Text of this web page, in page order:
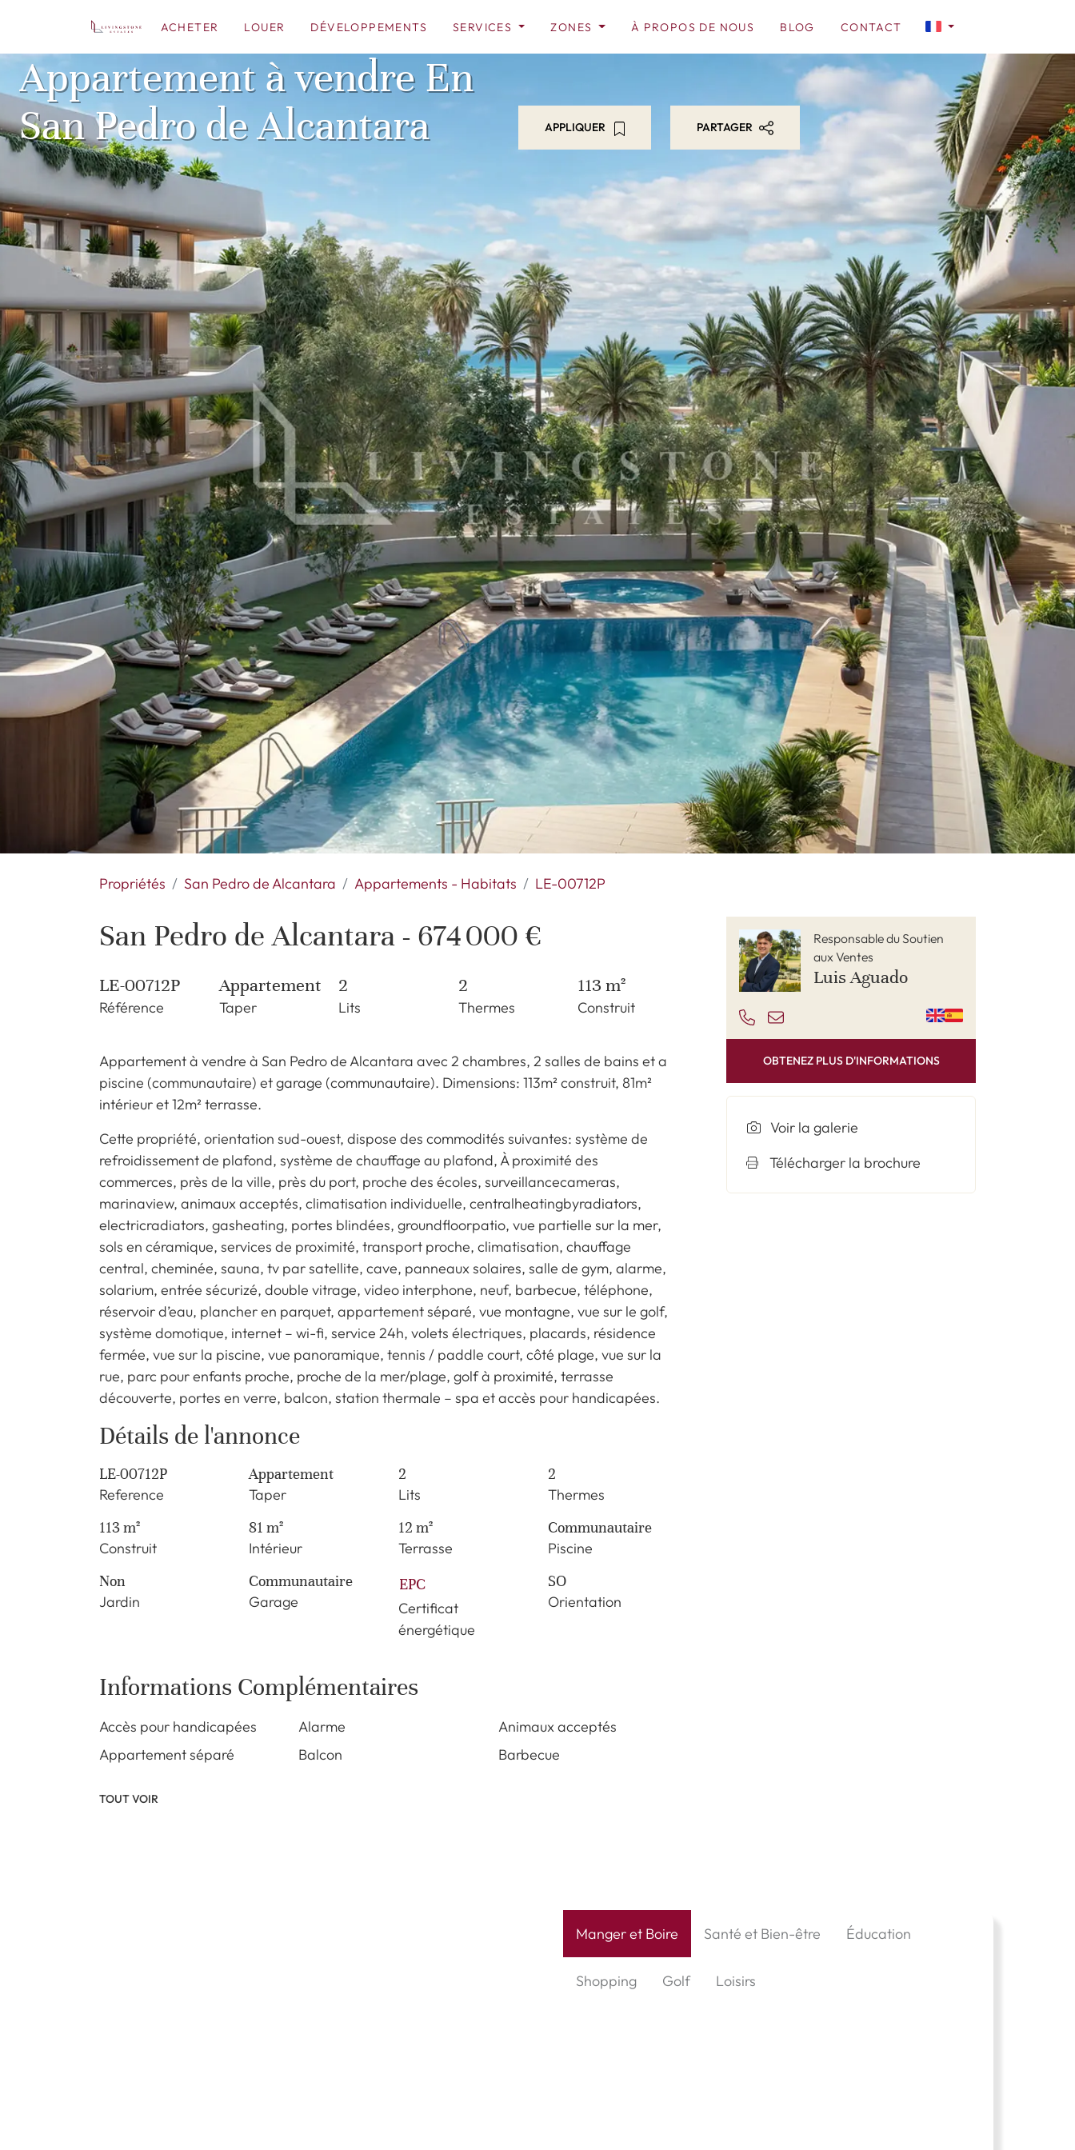
ACHETER LOUER DÉVELOPPEMENTS SERVICES ZONES À PROPOS DE NOUS BLOG CONTACT
Appartement à vendre En
San Pedro de Alcantara
APPLIQUER PARTAGER
Propriétés San Pedro de Alcantara Appartements - Habitats LE-00712P
San Pedro de Alcantara - 674 000 €
LE-00712P
Référence
Appartement
Taper
2
Lits
2
Thermes
113 m²
Construit
Appartement à vendre à San Pedro de Alcantara avec 2 chambres, 2 salles de bains et a
piscine (communautaire) et garage (communautaire). Dimensions: 113m² construit, 81m²
intérieur et 12m² terrasse.
Cette propriété, orientation sud-ouest, dispose des commodités suivantes: système de
refroidissement de plafond, système de chauffage au plafond, À proximité des
commerces, près de la ville, près du port, proche des écoles, surveillancecameras,
marinaview, animaux acceptés, climatisation individuelle, centralheatingbyradiators,
electricradiators, gasheating, portes blindées, groundfloorpatio, vue partielle sur la mer,
sols en céramique, services de proximité, transport proche, climatisation, chauffage
central, cheminée, sauna, tv par satellite, cave, panneaux solaires, salle de gym, alarme,
solarium, entrée sécurizé, double vitrage, video interphone, neuf, barbecue, téléphone,
réservoir d’eau, plancher en parquet, appartement séparé, vue montagne, vue sur le golf,
système domotique, internet – wi-fi, service 24h, volets électriques, placards, résidence
fermée, vue sur la piscine, vue panoramique, tennis / paddle court, côté plage, vue sur la
rue, parc pour enfants proche, proche de la mer/plage, golf à proximité, terrasse
découverte, portes en verre, balcon, station thermale – spa et accès pour handicapées.
Détails de l'annonce
LE-00712P
Reference
Appartement
Taper
2
Lits
2
Thermes
113 m²
Construit
81 m²
Intérieur
12 m²
Terrasse
Communautaire
Piscine
Non
Jardin
Communautaire
Garage
EPC
Certificat
énergétique
SO
Orientation
Informations Complémentaires
Accès pour handicapées Alarme
Animaux acceptés
Appartement séparé
Balcon Barbecue
TOUT VOIR
Responsable du Soutien
aux Ventes
Luis Aguado
OBTENEZ PLUS D'INFORMATIONS
Voir la galerie
Télécharger la brochure
Manger et Boire Santé et Bien-être Éducation
Shopping Golf Loisirs